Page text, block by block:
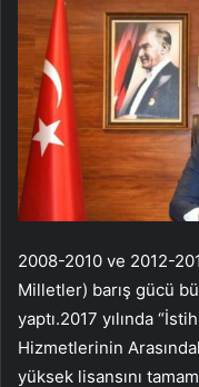
2008-2010 ve 2012-
Milletler) barış gücü
yaptı.2017 yılında
Hizmetlerinin
yüksek lisansını